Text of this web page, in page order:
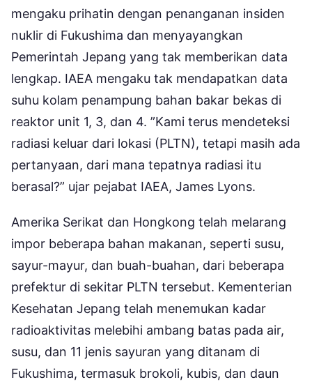
mengaku prihatin dengan penanganan insiden
nuklir di Fukushima dan menyayangkan
Pemerintah Jepang yang tak memberikan data
lengkap. IAEA mengaku tak mendapatkan data
suhu kolam penampung bahan bakar bekas di
reaktor unit 1, 3, dan 4. ”Kami terus mendeteksi
radiasi keluar dari lokasi (PLTN), tetapi masih ada
pertanyaan, dari mana tepatnya radiasi itu
berasal?” ujar pejabat IAEA, James Lyons.
Amerika Serikat dan Hongkong telah melarang
impor beberapa bahan makanan, seperti susu,
sayur-mayur, dan buah-buahan, dari beberapa
prefektur di sekitar PLTN tersebut. Kementerian
Kesehatan Jepang telah menemukan kadar
radioaktivitas melebihi ambang batas pada air,
susu, dan 11 jenis sayuran yang ditanam di
Fukushima, termasuk brokoli, kubis, dan daun